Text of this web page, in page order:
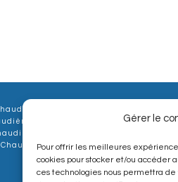
Gérer le
Pour offrir les meilleures
cookies pour stocker et/ou accéder
ces technologies nous permettra
à Gomer
à Soumoulou
à Pontacq
Chaudière à Nay